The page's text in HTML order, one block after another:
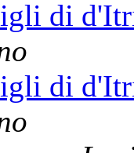
di
di